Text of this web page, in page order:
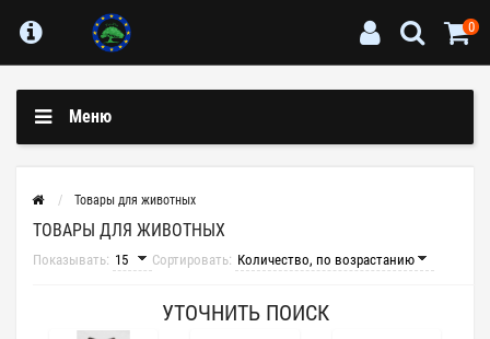
0
Меню
Товары для животных
ТОВАРЫ ДЛЯ ЖИВОТНЫХ
Показывать: Сортировать:
УТОЧНИТЬ ПОИСК